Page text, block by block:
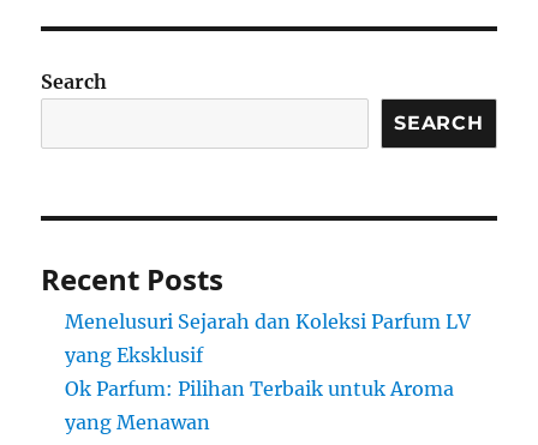
Search
SEARCH
Recent Posts
Menelusuri Sejarah dan Koleksi Parfum LV
yang Eksklusif
Ok Parfum: Pilihan Terbaik untuk Aroma
yang Menawan